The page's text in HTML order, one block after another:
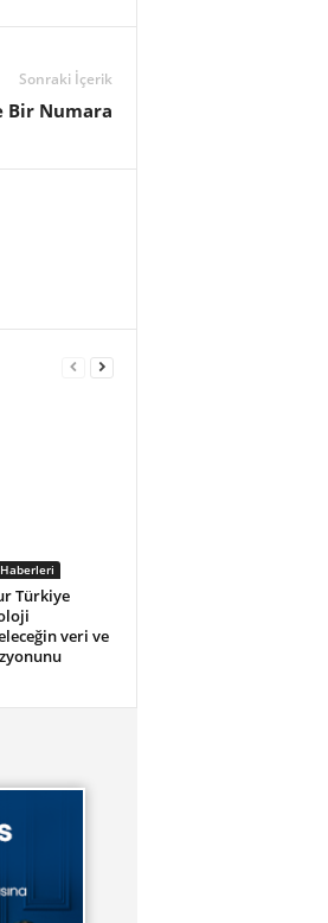
Sonraki İçerik
Bir Numara
Türkiye
veri ve